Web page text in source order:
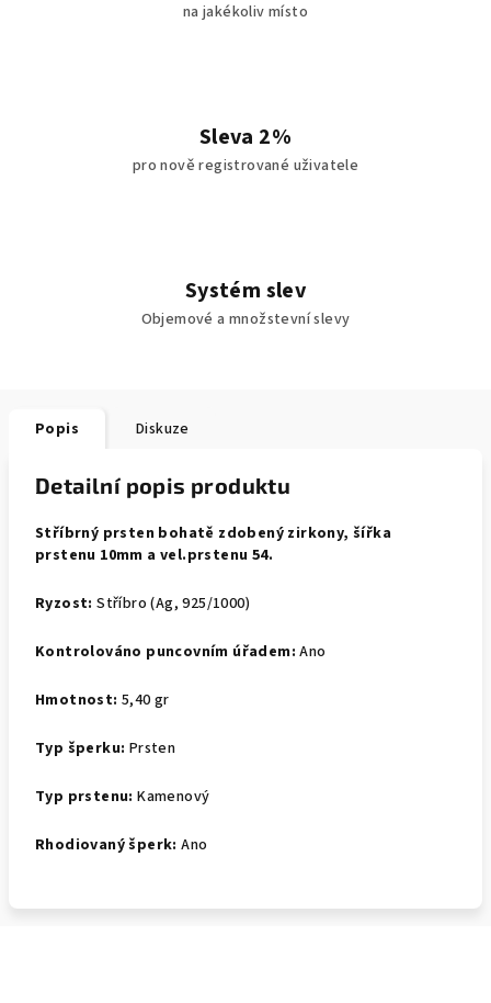
na jakékoliv místo
Sleva 2%
pro nově registrované uživatele
Systém slev
Objemové a množstevní slevy
Popis Diskuze
Detailní popis produktu
Stříbrný prsten bohatě zdobený zirkony, šířka
prstenu 10mm a vel.prstenu 54.
Ryzost:Stříbro (Ag, 925/1000)
Kontrolováno puncovním úřadem:Ano
Hmotnost: 5,40 gr
Typ šperku: Prsten
Typ prstenu:Kamenový
Rhodiovaný šperk: Ano